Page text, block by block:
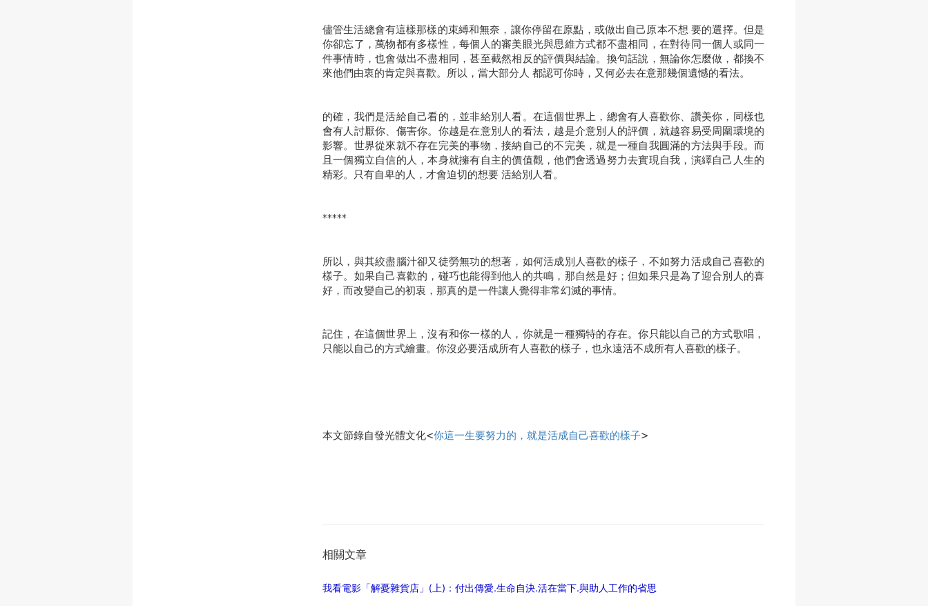
儘管生活總會有這樣那樣的束縛和無奈，讓你停留在原點，或做出自己原本不想 要的選擇。但是
你卻忘了，萬物都有多樣性，每個人的審美眼光與思維方式都不盡相同，在對待同一個人或同一
件事情時，也會做出不盡相同，甚至截然相反的評價與結論。換句話說，無論你怎麼做，都換不
來他們由衷的肯定與喜歡。所以，當大部分人 都認可你時，又何必去在意那幾個遺憾的看法。
的確，我們是活給自己看的，並非給別人看。在這個世界上，總會有人喜歡你、讚美你，同樣也
會有人討厭你、傷害你。你越是在意別人的看法，越是介意別人的評價，就越容易受周圍環境的
影響。世界從來就不存在完美的事物，接納自己的不完美，就是一種自我圓滿的方法與手段。而
且一個獨立自信的人，本身就擁有自主的價值觀，他們會透過努力去實現自我，演繹自己人生的
精彩。只有自卑的人，才會迫切的想要 活給別人看。
*****
所以，與其絞盡腦汁卻又徒勞無功的想著，如何活成別人喜歡的樣子，不如努力活成自己喜歡的
樣子。如果自己喜歡的，碰巧也能得到他人的共鳴，那自然是好；但如果只是為了迎合別人的喜
好，而改變自己的初衷，那真的是一件讓人覺得非常幻滅的事情。
記住，在這個世界上，沒有和你一樣的人，你就是一種獨特的存在。你只能以自己的方式歌唱，
只能以自己的方式繪畫。你沒必要活成所有人喜歡的樣子，也永遠活不成所有人喜歡的樣子。
本文節錄自發光體文化<你這一生要努力的，就是活成自己喜歡的樣子>
相關文章
我看電影「解憂雜貨店」(上)：付出傳愛.生命自決.活在當下.與助人工作的省思